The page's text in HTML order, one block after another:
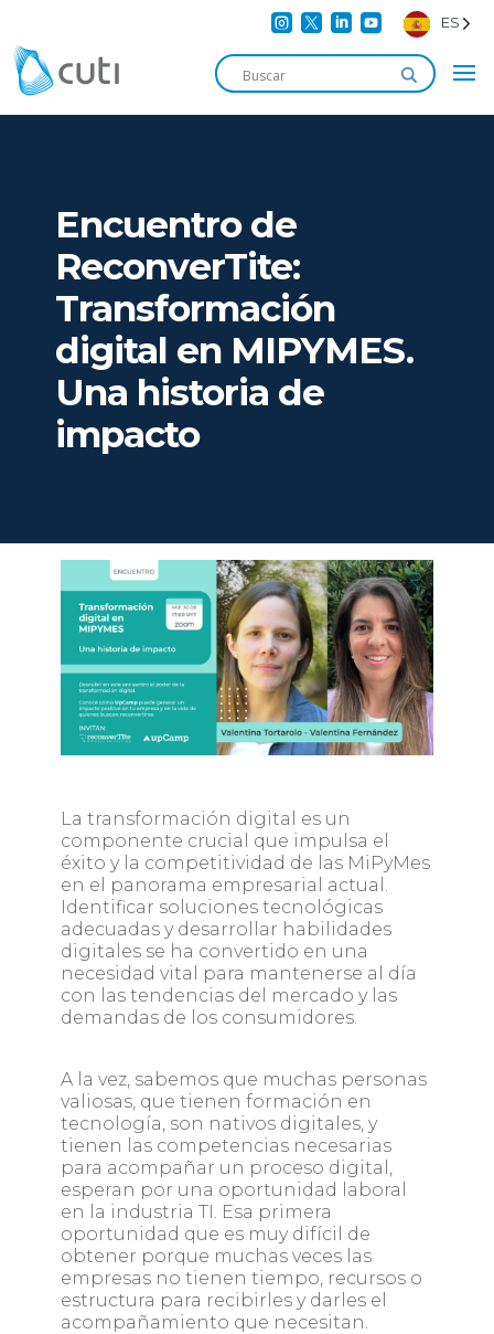
    ES
Encuentro de
ReconverTite:
Transformación
digital en MIPYMES.
Una historia de
impacto
La transformación digital es un
componente crucial que impulsa el
éxito y la competitividad de las MiPyMes
en el panorama empresarial actual.
Identificar soluciones tecnológicas
adecuadas y desarrollar habilidades
digitales se ha convertido en una
necesidad vital para mantenerse al día
con las tendencias del mercado y las
demandas de los consumidores.
A la vez, sabemos que muchas personas
valiosas, que tienen formación en
tecnología, son nativos digitales, y
tienen las competencias necesarias
para acompañar un proceso digital,
esperan por una oportunidad laboral
en la industria TI. Esa primera
oportunidad que es muy difícil de
obtener porque muchas veces las
empresas no tienen tiempo, recursos o
estructura para recibirles y darles el
acompañamiento que necesitan.